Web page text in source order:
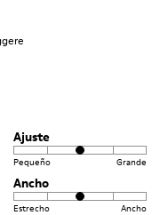
Ajuste
Pequeño Grande
Ancho
Estrecho Ancho